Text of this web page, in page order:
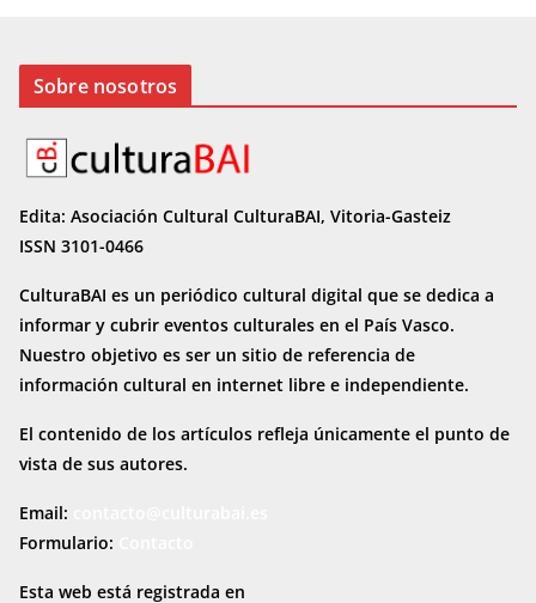
Sobre nosotros
Edita: Asociación Cultural CulturaBAI, Vitoria-Gasteiz
ISSN 3101-0466
CulturaBAI es un periódico cultural digital que se dedica a
informar y cubrir eventos culturales en el País Vasco.
Nuestro objetivo es ser un sitio de referencia de
información cultural en internet libre e independiente.
El contenido de los artículos refleja únicamente el punto de
vista de sus autores.
Email:
Formulario:
Esta web está registrada en